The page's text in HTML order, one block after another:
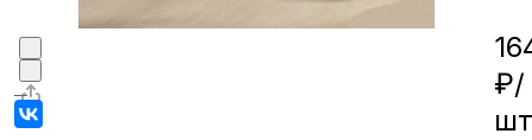
₽/
шт